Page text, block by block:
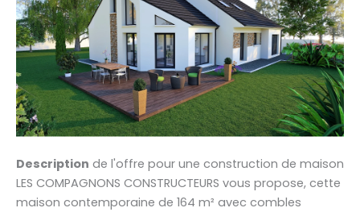
Description de l'offre pour une construction de maison
LES COMPAGNONS CONSTRUCTEURS vous propose, cette
maison contemporaine de 164 m² avec combles